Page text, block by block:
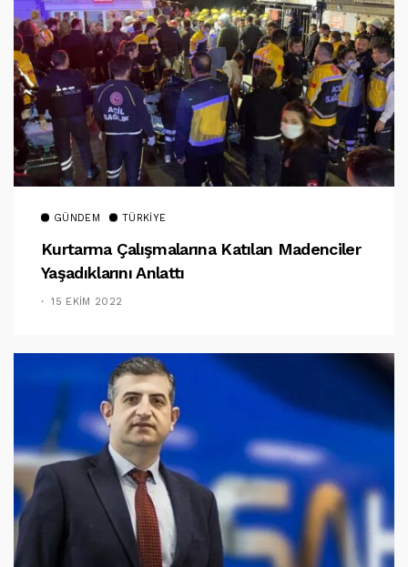
GÜNDEM TÜRKIYE
Kurtarma Çalışmalarına Katılan Madenciler
Yaşadıklarını Anlattı
15 EKIM 2022